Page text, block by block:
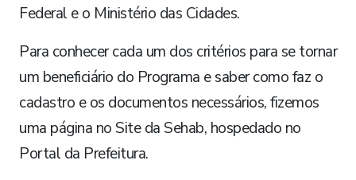
Federal e o Ministério das Cidades.
Para conhecer cada um dos critérios para se tornar
um beneficiário do Programa e saber como faz o
cadastro e os documentos necessários, fizemos
uma página no Site da Sehab, hospedado no
Portal da Prefeitura.